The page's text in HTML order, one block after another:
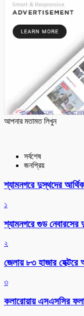
আপনার মতামত লিখুন
সর্বশেষ
জনপ্রিয়
শ্যামনগরে দুস্থদের
১
শ্যামনগরে গুড নেবারসের
২
জেলায় ৮৩ হাজার হেক্টরে
৩
কলারোয়ায় এসএসসির